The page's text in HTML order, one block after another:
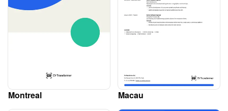
Montreal Macau